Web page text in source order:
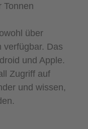
Tonnen
über
verfügbar. Das
und Apple.
Zugriff auf
und wissen,